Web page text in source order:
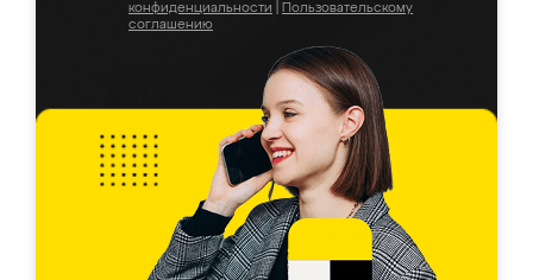
конфиденциальности
Пользовательскому
соглашению